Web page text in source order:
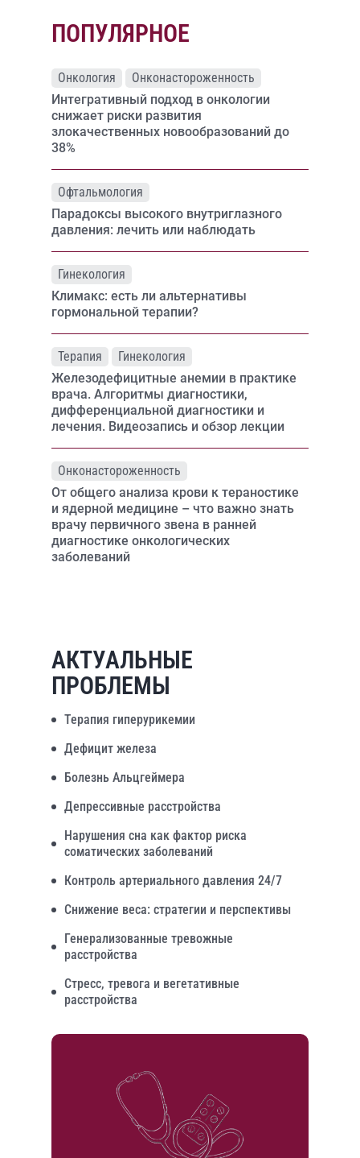
ПОПУЛЯРНОЕ
Онкология
Онконастороженность
Интегративный подход в онкологии
снижает риски развития
злокачественных новообразований до
38%
Офтальмология
Парадоксы высокого внутриглазного
давления: лечить или наблюдать
Гинекология
Климакс: есть ли альтернативы
гормональной терапии?
Терапия
Гинекология
Железодефицитные анемии в практике
врача. Алгоритмы диагностики,
дифференциальной диагностики и
лечения. Видеозапись и обзор лекции
Онконастороженность
От общего анализа крови к тераностике
и ядерной медицине – что важно знать
врачу первичного звена в ранней
диагностике онкологических
заболеваний
АКТУАЛЬНЫЕ
ПРОБЛЕМЫ
Терапия гиперурикемии
Дефицит железа
Болезнь Альцгеймера
Депрессивные расстройства
Нарушения сна как фактор риска
соматических заболеваний
Контроль артериального давления 24/7
Снижение веса: стратегии и перспективы
Генерализованные тревожные
расстройства
Стресс, тревога и вегетативные
расстройства